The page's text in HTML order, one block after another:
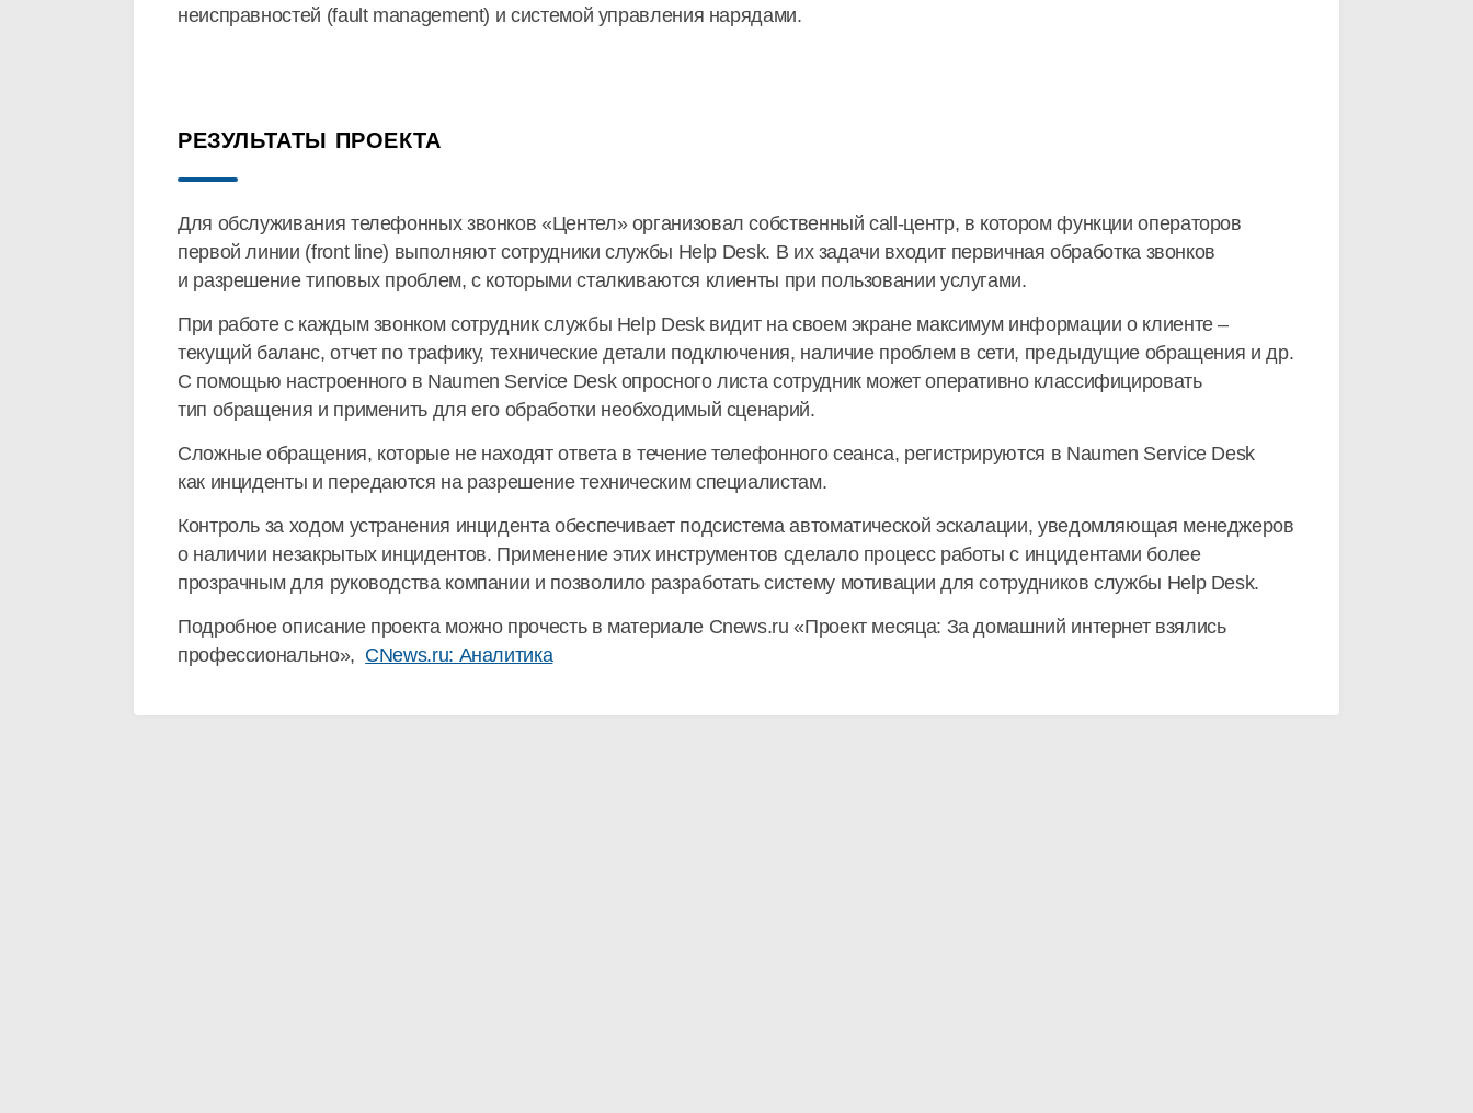
неисправностей (fault management) и системой управления нарядами.
РЕЗУЛЬТАТЫ ПРОЕКТА
Для обслуживания телефонных звонков «Центел» организовал собственный call-центр, в котором функции операторов
первой линии (front line) выполняют сотрудники службы Help Desk. В их задачи входит первичная обработка звонков
и разрешение типовых проблем, с которыми сталкиваются клиенты при пользовании услугами.
При работе с каждым звонком сотрудник службы Help Desk видит на своем экране максимум информации о клиенте –
текущий баланс, отчет по трафику, технические детали подключения, наличие проблем в сети, предыдущие обращения и др.
С помощью настроенного в Naumen Service Desk опросного листа сотрудник может оперативно классифицировать
тип обращения и применить для его обработки необходимый сценарий.
Сложные обращения, которые не находят ответа в течение телефонного сеанса, регистрируются в Naumen Service Desk
как инциденты и передаются на разрешение техническим специалистам.
Контроль за ходом устранения инцидента обеспечивает подсистема автоматической эскалации, уведомляющая менеджеров
о наличии незакрытых инцидентов. Применение этих инструментов сделало процесс работы с инцидентами более
прозрачным для руководства компании и позволило разработать систему мотивации для сотрудников службы Help Desk.
Подробное описание проекта можно прочесть в материале Cnews.ru «Проект месяца: За домашний интернет взялись
профессионально», CNews.ru: Аналитика